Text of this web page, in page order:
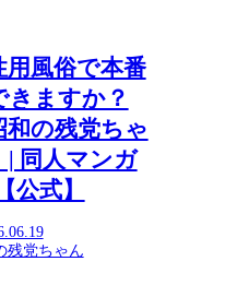
用風俗で本番
きますか？
和の残党ちゃ
| 同人マンガ
公式】
残党ちゃん